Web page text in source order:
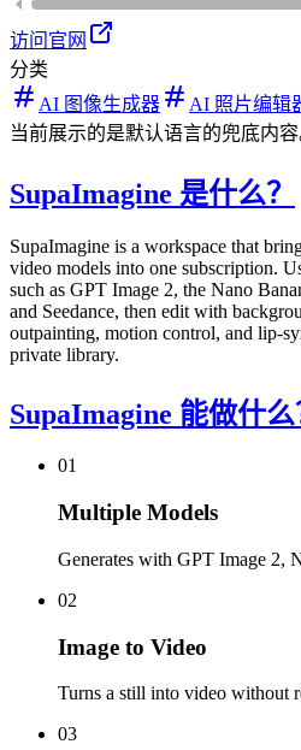
访问官网
分类
AI 图像生成器
AI 照片编辑
当前展示的是默认语言的兜底内容
SupaImagine 是什么？
SupaImagine is a workspace that
video models into one subscription.
such as GPT Image 2, the Nano
and Seedance, then edit with
outpainting, motion control, and lip-
private library.
SupaImagine 能做什么
01
Multiple Models
Generates with GPT Image 2,
02
Image to Video
Turns a still into video without
03